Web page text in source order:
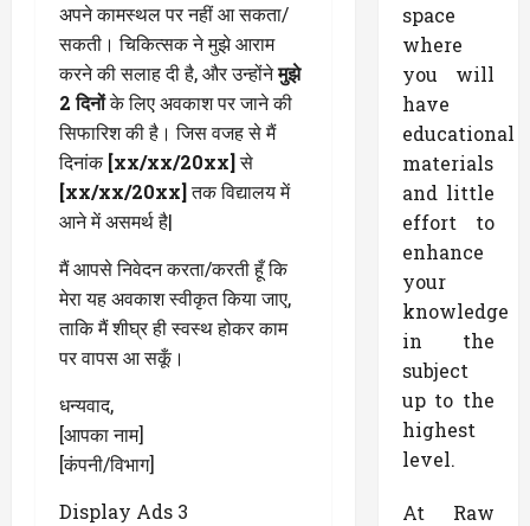
अपने कामस्थल पर नहीं आ सकता/
सकती। चिकित्सक ने मुझे आराम
करने की सलाह दी है, और उन्होंनेमुझे
2 दिनोंके लिए अवकाश पर जाने की
सिफारिश की है। जिस वजह से मैं
दिनांक[xx/xx/20xx]से
[xx/xx/20xx]तक विद्यालय में
आने में असमर्थ है|
मैं आपसे निवेदन करता/करती हूँ कि
मेरा यह अवकाश स्वीकृत किया जाए,
ताकि मैं शीघ्र ही स्वस्थ होकर काम
पर वापस आ सकूँ।
धन्यवाद,
[आपका नाम]
[कंपनी/विभाग]
Display Ads 3
space
where
you will
have
educational
materials
and little
effort to
enhance
your
knowledge
in the
subject
up to the
highest
level.
At Raw